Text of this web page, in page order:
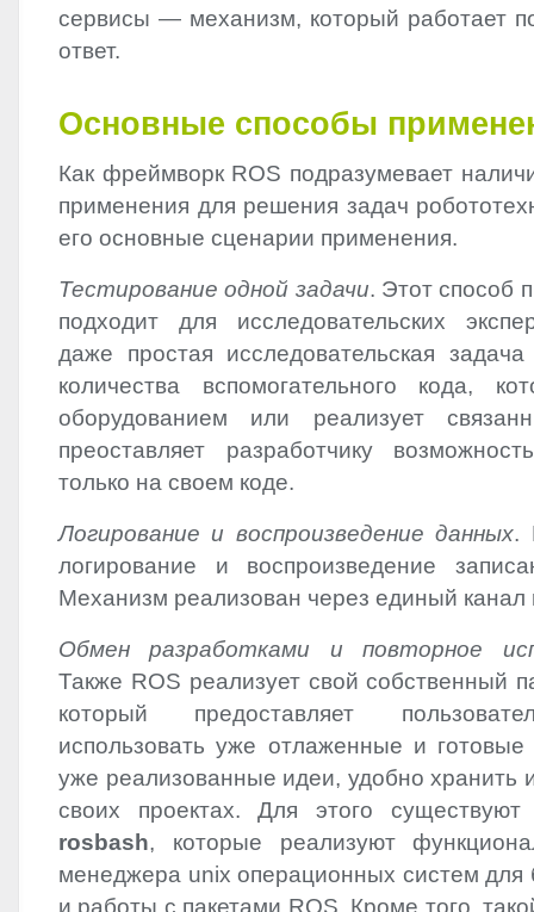
сервисы — механизм, который работает
ответ.
Основные способы
Как фреймворк ROS подразумевает
применения для решения задач
его основные сценарии применения.
Тестирование одной задачи. Этот способ
подходит для исследовательских
даже простая исследовательская
количества вспомогательного кода,
оборудованием или реализует
преоставляет разработчику
только на своем коде.
Логирование и воспроизведение данных.
логирование и воспроизведение
Механизм реализован через единый канал
Обмен разработками и повторное
Также ROS реализует свой собственный
который предоставляет
использовать уже отлаженные и готовые
уже реализованные идеи, удобно хранить
своих проектах. Для этого
rosbash, которые реализуют
менеджера unix операционных систем для
и работы с пакетами ROS . Кроме того,